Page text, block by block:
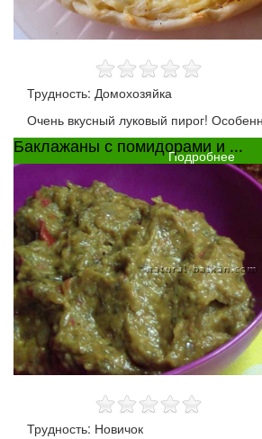
Трудность: Домохозяйка
Очень вкусный луковый пирог!
Подробнее
Баклажаны с помидорами и ...
Трудность: Новичок